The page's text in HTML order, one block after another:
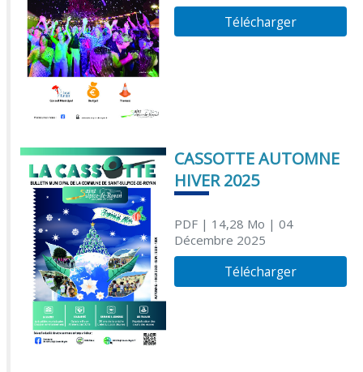
Télécharger
CASSOTTE AUTOMNE
HIVER 2025
PDF| 14,28 Mo | 04
Décembre 2025
Télécharger